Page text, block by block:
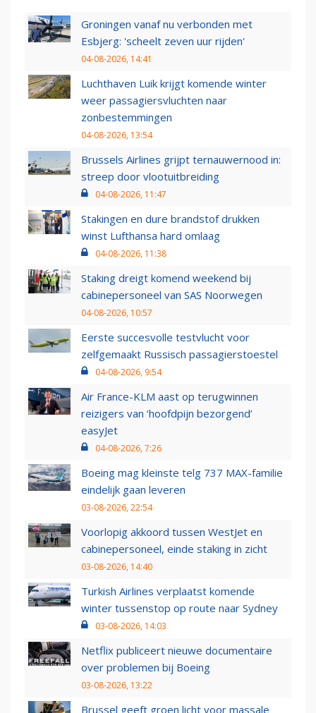
Groningen vanaf nu verbonden met
Esbjerg: 'scheelt zeven uur rijden'
04-08-2026, 14:41
Luchthaven Luik krijgt komende winter
weer passagiersvluchten naar
zonbestemmingen
04-08-2026, 13:54
Brussels Airlines grijpt ternauwernood in:
streep door vlootuitbreiding
04-08-2026, 11:47
Stakingen en dure brandstof drukken
winst Lufthansa hard omlaag
04-08-2026, 11:38
Staking dreigt komend weekend bij
cabinepersoneel van SAS Noorwegen
04-08-2026, 10:57
Eerste succesvolle testvlucht voor
zelfgemaakt Russisch passagierstoestel
04-08-2026, 9:54
Air France-KLM aast op terugwinnen
reizigers van ‘hoofdpijn bezorgend’
easyJet
04-08-2026, 7:26
Boeing mag kleinste telg 737 MAX-familie
eindelijk gaan leveren
03-08-2026, 22:54
Voorlopig akkoord tussen WestJet en
cabinepersoneel, einde staking in zicht
03-08-2026, 14:40
Turkish Airlines verplaatst komende
winter tussenstop op route naar Sydney
03-08-2026, 14:03
Netflix publiceert nieuwe documentaire
over problemen bij Boeing
03-08-2026, 13:22
Brussel geeft groen licht voor massale